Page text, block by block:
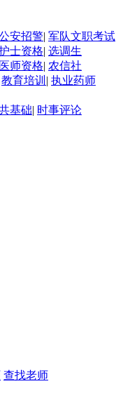
安招警| 军队文职考试
士资格| 选调生
医师资格| 农信社
教育培训 | 执业药师
基础| 时事评论
查找老师